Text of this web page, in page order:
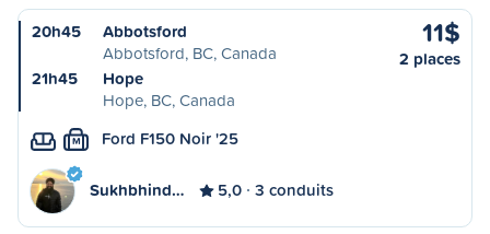
20h45
Abbotsford
Abbotsford, BC, Canada
21h45
Hope
Hope, BC, Canada
11$
2 places
M Ford F150 Noir '25
Sukhbhind… 5,0 3 conduits